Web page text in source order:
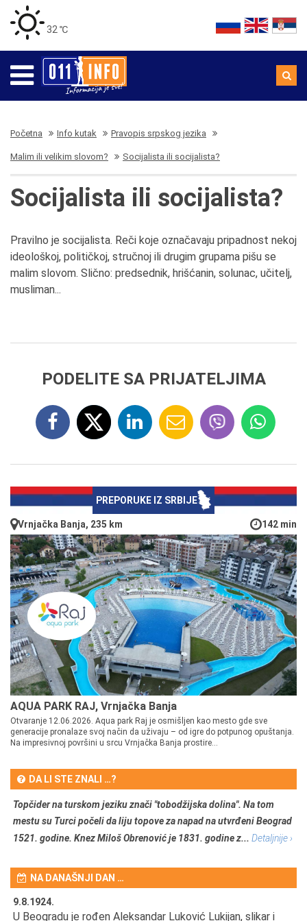
32 ℃
Početna Info kutak Pravopis srpskog jezika
Malim ili velikim slovom? Socijalista ili socijalista?
Socijalista ili socijalista?
Pravilno je socijalista. Reči koje označavaju pripadnost nekoj
ideološkoj, političkoj, stručnoj ili drugim grupama pišu se
malim slovom. Slično: predsednik, hrišćanin, solunac, učitelj,
musliman...
PODELITE SA PRIJATELJIMA
PREPORUKE IZ SRBIJE
Vrnjačka Banja, 235 km 142 min
AQUA PARK RAJ, Vrnjačka Banja
Otvaranje 12.06.2026. Aqua park Raj je osmišljen kao mesto gde sve
generacije pronalaze svoj način da uživaju – od igre do potpunog opuštanja.
Na impresivnoj površini u srcu Vrnjačka Banja prostire...
DA LI STE ZNALI …?
Topčider na turskom jeziku znači "tobodžijska dolina". Na tom
mestu su Turci počeli da liju topove za napad na utvrđeni Beograd
1521. godine. Knez Miloš Obrenović je 1831. godine z... Detaljnije ›
NA DANAŠNJI DAN …
9.8.1924.
U Beogradu je rođen Aleksandar Luković Lukijan, slikar i